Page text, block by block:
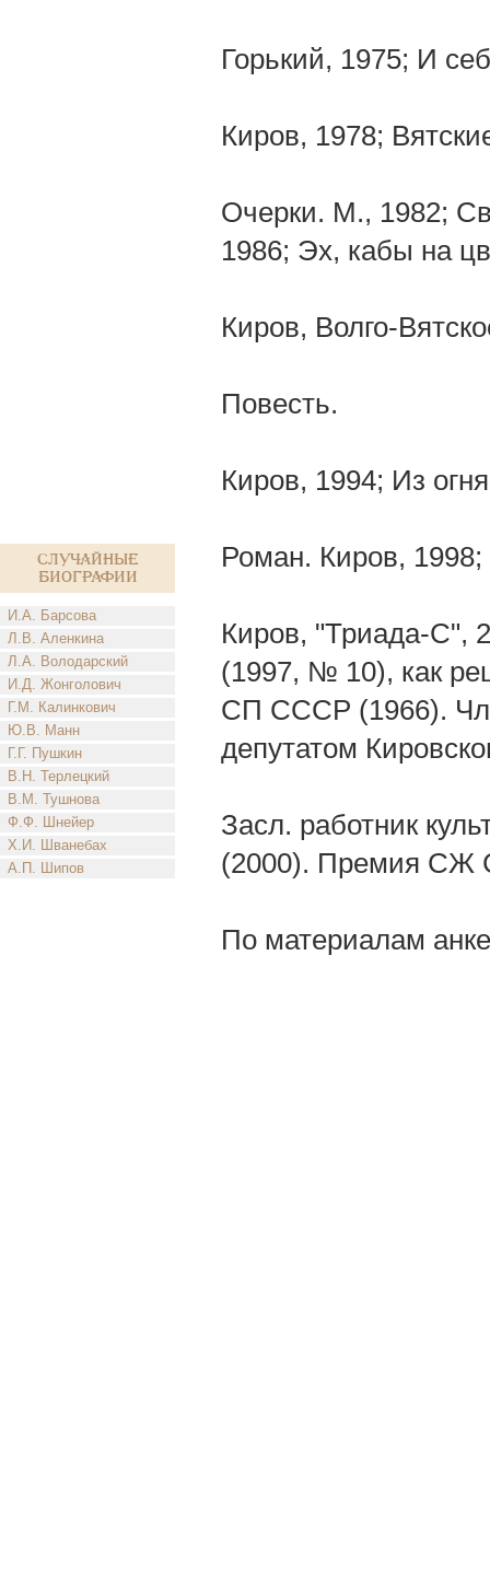
Случайные
биографии
И.А. Барсова
Л.В. Аленкина
Л.А. Володарский
И.Д. Жонголович
Г.М. Калинкович
Ю.В. Манн
Г.Г. Пушкин
В.Н. Терлецкий
В.М. Тушнова
Ф.Ф. Шнейер
Х.И. Шванебах
А.П. Шипов
Горький, 1975; И
Киров, 1978;
Очерки. М., 1982;
1986; Эх, кабы на
Киров, Волго-
Повесть.
Киров, 1994; Из
Роман. Киров,
Киров, "Триада-С",
(1997, № 10), как
СП СССР (1966).
депутатом
Засл. работник
(2000). Премия СЖ
По материалам